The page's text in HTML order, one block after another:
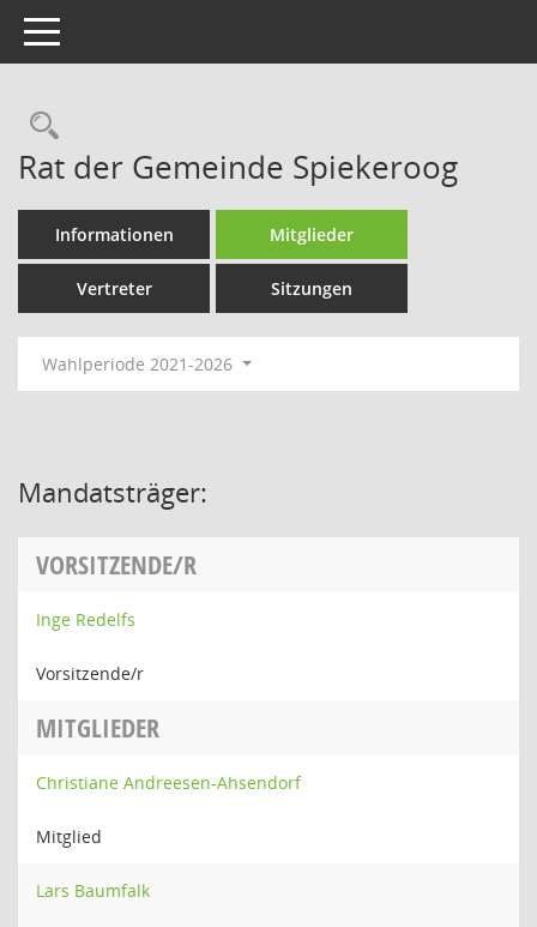
Toggle navigation
Rechercheauswahl
Rat der Gemeinde Spiekeroog
Informationen Mitglieder
Vertreter Sitzungen
Wahlperiode 2021-2026
Mandatsträger:
VORSITZENDE/R
Inge Redelfs
Vorsitzende/r
MITGLIEDER
Christiane Andreesen-Ahsendorf
Mitglied
Lars Baumfalk